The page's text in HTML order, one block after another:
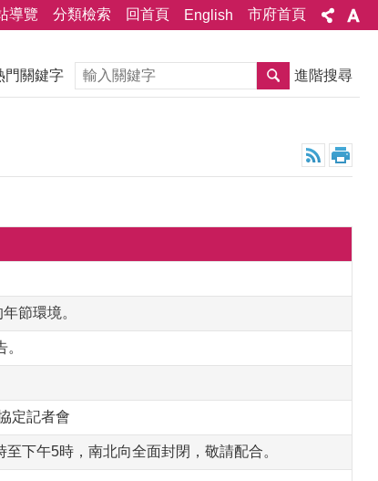
導覽 分類檢索 回首頁 English 市府首頁
門關鍵字 搜尋 進階搜尋
節環境。
定記者會
下午5時，南北向全面封閉，敬請配合。